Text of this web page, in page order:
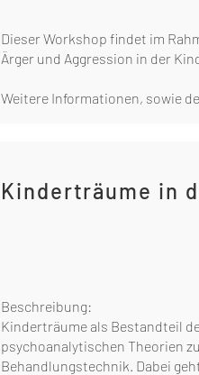
Dieser Workshop findet im
Ärger und Aggression in der
Weitere Informationen, sowie
Kinderträume in
Beschreibung:
Kinderträume als Bestandteil
psychoanalytischen Theorien
Behandlungstechnik. Dabei